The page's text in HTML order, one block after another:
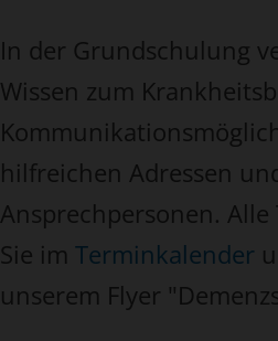
In der Grundschulung
Wissen zum
hilfreichen Adressen
Ansprechpersonen.
Sie im Terminkalender
unserem Flyer